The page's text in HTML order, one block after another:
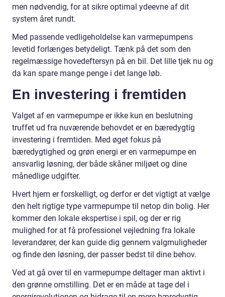
men nødvendig, for at sikre optimal ydeevne af dit
system året rundt.
Med passende vedligeholdelse kan varmepumpens
levetid forlænges betydeligt. Tænk på det som den
regelmæssige hovedeftersyn på en bil. Det lille tjek nu og
da kan spare mange penge i det lange løb.
En investering i fremtiden
Valget af en varmepumpe er ikke kun en beslutning
truffet ud fra nuværende behovdet er en bæredygtig
investering i fremtiden. Med øget fokus på
bæredygtighed og grøn energi er en varmepumpe en
ansvarlig løsning, der både skåner miljøet og dine
månedlige udgifter.
Hvert hjem er forskelligt, og derfor er det vigtigt at vælge
den helt rigtige type varmepumpe til netop din bolig. Her
kommer den lokale ekspertise i spil, og der er rig
mulighed for at få professionel vejledning fra lokale
leverandører, der kan guide dig gennem valgmuligheder
og finde den løsning, der passer bedst til dine behov.
Ved at gå over til en varmepumpe deltager man aktivt i
den grønne omstilling. Det er en måde at tage del i